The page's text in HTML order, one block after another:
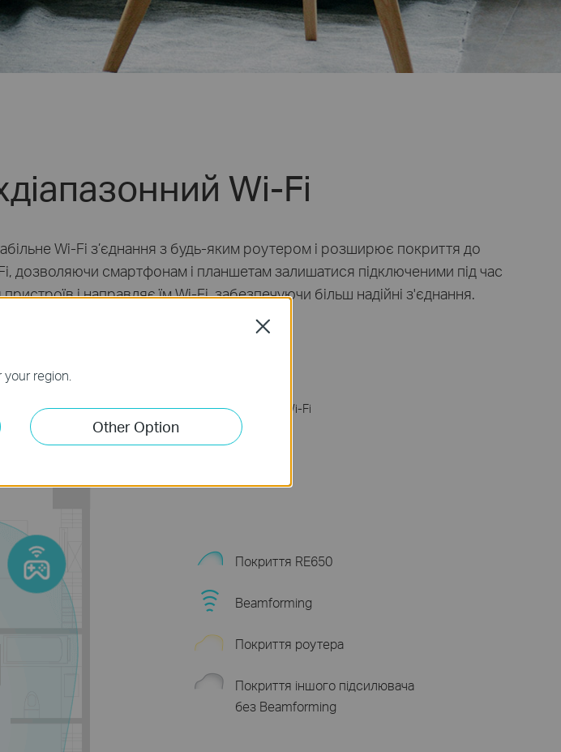
Wi-Fi
Wi-Fi з’єднання з будь-яким роутером і розширює покриття до
, дозволяючи смартфонам і планшетам залишатися підключеними під час
і направляє їмWi-Fi, забезпечуючи більш надійні з'єднання.
Сумісністьз будь-яким Wi-Fi
роутером
Покриття RE650
Beamforming
Покриття роутера
Покриття іншого підсилювача
без Beamforming
region.
Other Option
Close